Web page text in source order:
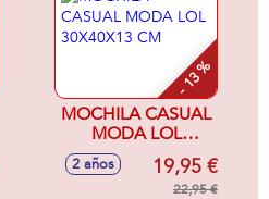
- 13 %
MOCHILA CASUAL
MODA LOL
30X40X13 CM
2 años 19,95 €
22,95 €